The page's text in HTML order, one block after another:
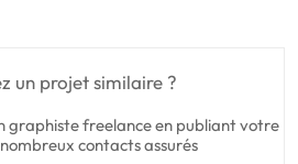
un projet similaire ?
graphiste freelance en publiant votre
contacts assurés